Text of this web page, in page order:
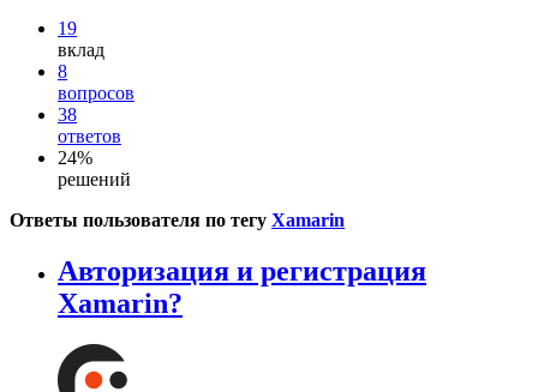
19
вклад
8
вопросов
38
ответов
24%
решений
Ответы пользователя по тегу Xamarin
Авторизация и регистрация
Xamarin?